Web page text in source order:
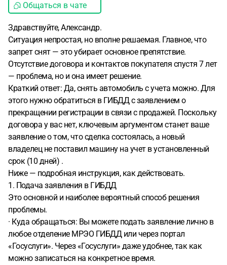
Общаться в чате
Здравствуйте, Александр.
Ситуация непростая, но вполне решаемая. Главное, что
запрет снят — это убирает основное препятствие.
Отсутствие договора и контактов покупателя спустя 7 лет
— проблема, но и она имеет решение.
Краткий ответ: Да, снять автомобиль с учета можно. Для
этого нужно обратиться в ГИБДД с заявлением о
прекращении регистрации в связи с продажей. Поскольку
договора у вас нет, ключевым аргументом станет ваше
заявление о том, что сделка состоялась, а новый
владелец не поставил машину на учет в установленный
срок (10 дней) .
Ниже — подробная инструкция, как действовать.
1. Подача заявления в ГИБДД
Это основной и наиболее вероятный способ решения
проблемы.
· Куда обращаться: Вы можете подать заявление лично в
любое отделение МРЭО ГИБДД или через портал
«Госуслуги». Через «Госуслуги» даже удобнее, так как
можно записаться на конкретное время.